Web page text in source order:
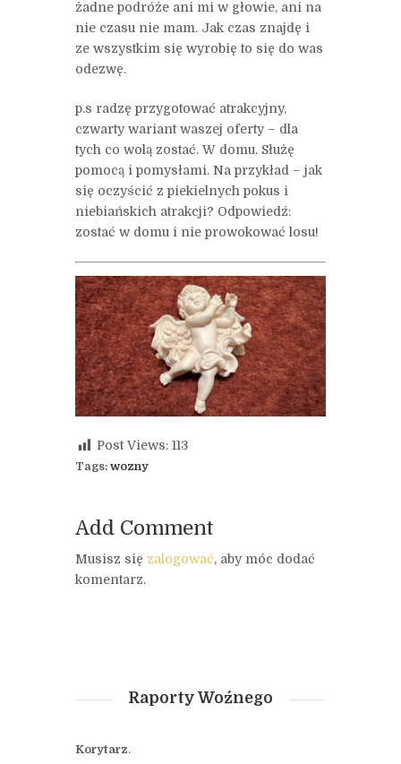
żadne podróże ani mi w głowie, ani na
nie czasu nie mam. Jak czas znajdę i
ze wszystkim się wyrobię to się do was
odezwę.
p.s radzę przygotować atrakcyjny,
czwarty wariant waszej oferty – dla
tych co wolą zostać. W domu. Służę
pomocą i pomysłami. Na przykład – jak
się oczyścić z piekielnych pokus i
niebiańskich atrakcji? Odpowiedź:
zostać w domu i nie prowokować losu!
Post Views: 113
Tags: wozny
Add Comment
Musisz się zalogować, aby móc dodać
komentarz.
Raporty Woźnego
Korytarz.